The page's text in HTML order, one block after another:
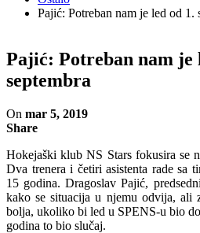
Pajić: Potreban nam je led od 1.
Pajić: Potreban nam je
septembra
On mar 5, 2019
Share
Hokejaški klub NS Stars fokusira se
Dva trenera i četiri asistenta rade sa
15 godina. Dragoslav Pajić,
kako se situacija u njemu odvija, ali
bolja, ukoliko bi led u SPENS-u bio
godina to bio slučaj.